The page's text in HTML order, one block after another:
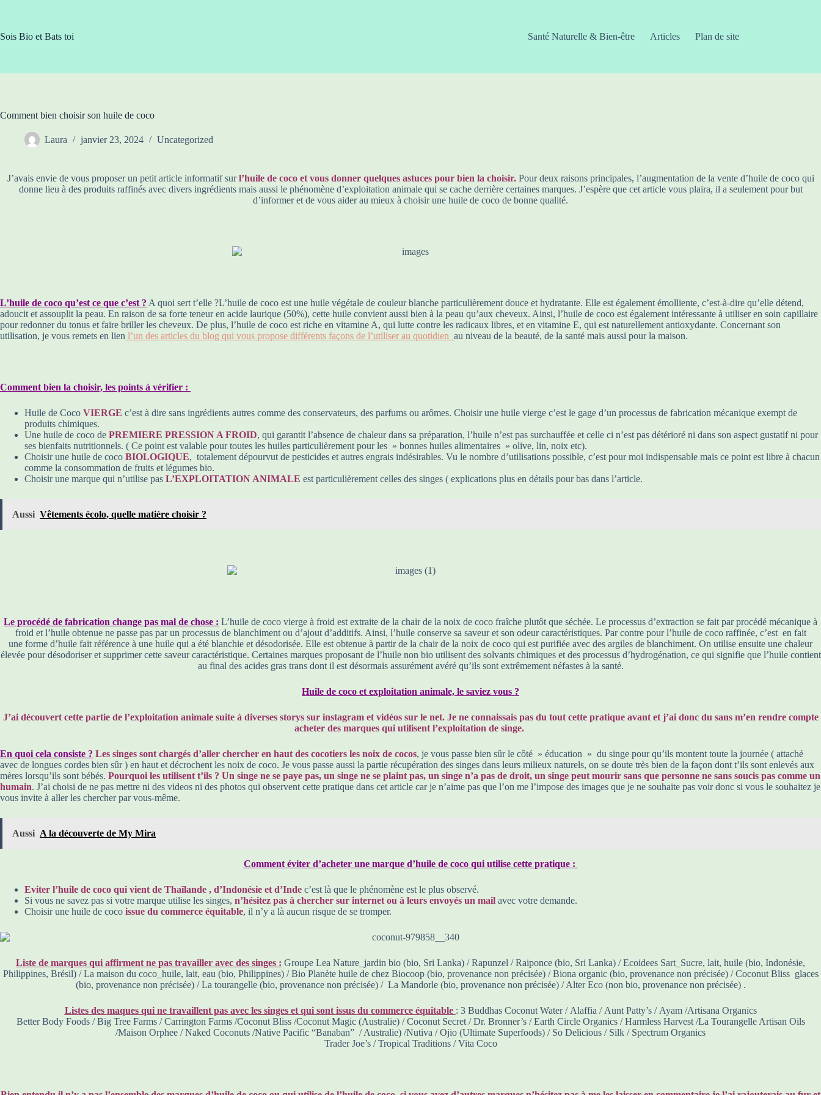
Sois Bio et Bats toi
Santé Naturelle & Bien-être Articles Plan de site
Comment bien choisir son huile de coco
Laura janvier 23, 2024 Uncategorized
J’avais envie de vous proposer un petit article informatif surl’huile de coco et vous donner quelques astuces pour bien la choisir.Pour deux raisons principales, l’augmentation de la vente d’huile de coco qui
donne lieu à des produits raffinés avec divers ingrédients mais aussi le phénomène d’exploitation animale qui se cache derrière certaines marques. J’espère que cet article vous plaira, il a seulement pour but
d’informer et de vous aider au mieux à choisir une huile de coco de bonne qualité.
L’huile de coco qu’est ce que c’est ? A quoi sert t’elle ?L’huile de coco est une huile végétale de couleur blanche particulièrement douce et hydratante. Elle est également émolliente, c’est-à-dire qu’elle détend,
adoucit et assouplit la peau. En raison de sa forte teneur en acide laurique (50%), cette huile convient aussi bien à la peau qu’aux cheveux. Ainsi, l’huile de coco est également intéressante à utiliser en soin capillaire
pour redonner du tonus et faire briller les cheveux. De plus, l’huile de coco est riche en vitamine A, qui lutte contre les radicaux libres, et en vitamine E, qui est naturellement antioxydante. Concernant son
utilisation, je vous remets en lien l’un des articles du blog qui vous propose différents façons de l’utiliser au quotidien au niveau de la beauté, de la santé mais aussi pour la maison.
Comment bien la choisir, les points à vérifier :
Huile de Coco VIERGE c’est à dire sans ingrédients autres comme des conservateurs, des parfums ou arômes. Choisir une huile vierge c’est le gage d’un processus de fabrication mécanique exempt de
produits chimiques.
Une huile de coco de PREMIERE PRESSION A FROID, qui garantit l’absence de chaleur dans sa préparation, l’huile n’est pas surchauffée et celle ci n’est pas détérioré ni dans son aspect gustatif ni pour
ses bienfaits nutritionnels. ( Ce point est valable pour toutes les huiles particulièrement pour les » bonnes huiles alimentaires » olive, lin, noix etc).
Choisir une huile de coco BIOLOGIQUE, totalement dépourvut de pesticides et autres engrais indésirables. Vu le nombre d’utilisations possible, c’est pour moi indispensable mais ce point est libre à chacun
comme la consommation de fruits et légumes bio.
Choisir une marque qui n’utilise pas L’EXPLOITATION ANIMALE est particulièrement celles des singes ( explications plus en détails pour bas dans l’article.
Aussi Vêtements écolo, quelle matière choisir ?
Le procédé de fabrication change pas mal de chose : L’huile de coco vierge à froid est extraite de la chair de la noix de coco fraîche plutôt que séchée. Le processus d’extraction se fait par procédé mécanique à
froid et l’huile obtenue ne passe pas par un processus de blanchiment ou d’ajout d’additifs. Ainsi, l’huile conserve sa saveur et son odeur caractéristiques. Par contre pour l’huile de coco raffinée, c’est en fait
une forme d’huile fait référence à une huile qui a été blanchie et désodorisée. Elle est obtenue à partir de la chair de la noix de coco qui est purifiée avec des argiles de blanchiment. On utilise ensuite une chaleur
élevée pour désodoriser et supprimer cette saveur caractéristique. Certaines marques proposant de l’huile non bio utilisent des solvants chimiques et des processus d’hydrogénation, ce qui signifie que l’huile contient
au final des acides gras trans dont il est désormais assurément avéré qu’ils sont extrêmement néfastes à la santé.
Huile de coco et exploitation animale, le saviez vous ?
J’ai découvert cette partie de l’exploitation animale suite à diverses storys sur instagram et vidéos sur le net. Je ne connaissais pas du tout cette pratique avant et j’ai donc du sans m’en rendre compte
acheter des marques qui utilisent l’exploitation de singe.
En quoi cela consiste ? Les singes sont chargés d’aller chercher en haut des cocotiers les noix de cocos, je vous passe bien sûr le côté » éducation » du singe pour qu’ils montent toute la journée ( attaché
avec de longues cordes bien sûr ) en haut et décrochent les noix de coco. Je vous passe aussi la partie récupération des singes dans leurs milieux naturels, on se doute très bien de la façon dont t’ils sont enlevés aux
mères lorsqu’ils sont bébés. Pourquoi les utilisent t’ils ? Un singe ne se paye pas, un singe ne se plaint pas, un singe n’a pas de droit, un singe peut mourir sans que personne ne sans soucis pas comme un
humain. J’ai choisi de ne pas mettre ni des videos ni des photos qui observent cette pratique dans cet article car je n’aime pas que l’on me l’impose des images que je ne souhaite pas voir donc si vous le souhaitez je
vous invite à aller les chercher par vous-même.
Aussi A la découverte de My Mira
Comment éviter d’acheter une marque d’huile de coco qui utilise cette pratique :
Eviter l’huile de coco qui vient de Thaïlande , d’Indonésie et d’Inde c’est là que le phénomène est le plus observé.
Si vous ne savez pas si votre marque utilise les singes, n’hésitez pas à chercher sur internet ou à leurs envoyés un mail avec votre demande.
Choisir une huile de coco issue du commerce équitable, il n’y a là aucun risque de se tromper.
Liste de marques qui affirment ne pas travailler avec des singes : Groupe Lea Nature_jardin bio (bio, Sri Lanka) / Rapunzel / Raiponce (bio, Sri Lanka) / Ecoidees Sart_Sucre, lait, huile (bio, Indonésie,
Philippines, Brésil) / La maison du coco_huile, lait, eau (bio, Philippines) / Bio Planète huile de chez Biocoop (bio, provenance non précisée) / Biona organic (bio, provenance non précisée) / Coconut Bliss glaces
(bio, provenance non précisée) / La tourangelle (bio, provenance non précisée) / La Mandorle (bio, provenance non précisée) / Alter Eco (non bio, provenance non précisée) .
Listes des maques qui ne travaillent pas avec les singes et qui sont issus du commerce équitable : 3 Buddhas Coconut Water / Alaffia / Aunt Patty’s / Ayam /Artisana Organics
Better Body Foods / Big Tree Farms / Carrington Farms /Coconut Bliss /Coconut Magic (Australie) / Coconut Secret / Dr. Bronner’s / Earth Circle Organics / Harmless Harvest /La Tourangelle Artisan Oils
/Maison Orphee / Naked Coconuts /Native Pacific “Banaban” / Australie) /Nutiva / Ojio (Ultimate Superfoods) / So Delicious / Silk / Spectrum Organics
Trader Joe’s / Tropical Traditions / Vita Coco